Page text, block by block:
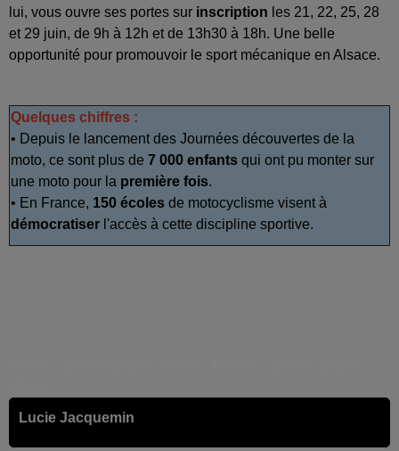
lui, vous ouvre ses portes sur inscription les 21, 22, 25, 28
et 29 juin, de 9h à 12h et de 13h30 à 18h. Une belle
opportunité pour promouvoir le sport mécanique en Alsace.
Quelques chiffres :
• Depuis le lancement des Journées découvertes de la
moto, ce sont plus de 7 000 enfants qui ont pu monter sur
une moto pour la première fois.
• En France, 150 écoles de motocyclisme visent à
démocratiser l'accès à cette discipline sportive.
Lucie Jacquemin